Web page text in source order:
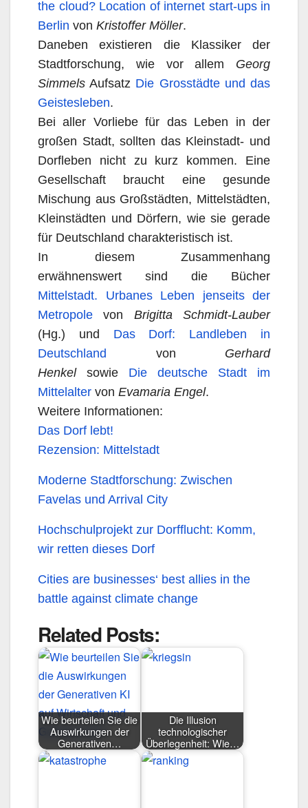
the cloud? Location of internet start-ups in
Berlin von Kristoffer Möller.
Daneben existieren die Klassiker der
Stadtforschung, wie vor allem Georg
Simmels Aufsatz Die Grosstädte und das
Geistesleben.
Bei aller Vorliebe für das Leben in der
großen Stadt, sollten das Kleinstadt- und
Dorfleben nicht zu kurz kommen. Eine
Gesellschaft braucht eine gesunde
Mischung aus Großstädten, Mittelstädten,
Kleinstädten und Dörfern, wie sie gerade
für Deutschland charakteristisch ist.
In diesem Zusammenhang
erwähnenswert sind die Bücher
Mittelstadt. Urbanes Leben jenseits der
Metropole von Brigitta Schmidt-Lauber
(Hg.) und Das Dorf: Landleben in
Deutschland von Gerhard
Henkelsowie Die deutsche Stadt im
Mittelalter von Evamaria Engel.
Weitere Informationen:
Das Dorf lebt!
Rezension: Mittelstadt
Moderne Stadtforschung: Zwischen
Favelas und Arrival City
Hochschulprojekt zur Dorfflucht: Komm,
wir retten dieses Dorf
Cities are businesses‘ best allies in the
battle against climate change
Related Posts:
Wie beurteilen Sie die
Auswirkungen der
Generativen…
Die Illusion
technologischer
Überlegenheit: Wie…